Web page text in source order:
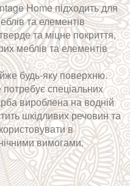
Home підходить для
та елементів
та міцне покриття,
меблів та елементів
будь-яку поверхню.
спеціальних
вироблена на водній
шкідливих речовин та
в
вимогами.